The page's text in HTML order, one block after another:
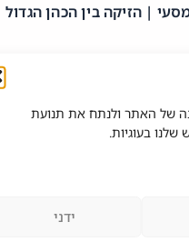
של האתר ולנתח את תנועת
בעוגיות.
ידני
| הזיקה בין הכהן הגדול